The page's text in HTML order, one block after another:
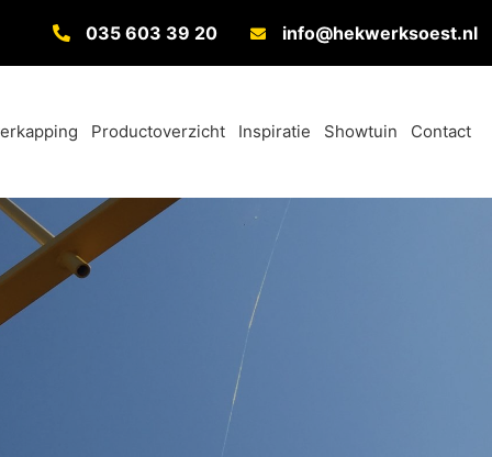
035 603 39 20 info@hekwerksoest.nl
Productoverzicht Inspiratie Showtuin Contact